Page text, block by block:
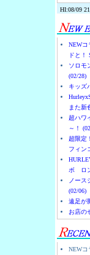
NEWコ
ドと！
ソロモ
(02/28)
キッズ
また新
超ハワ
～！
超限定
フィン
ボ ロ
ノース
(02/06)
遠足が
お店の
NEWコ